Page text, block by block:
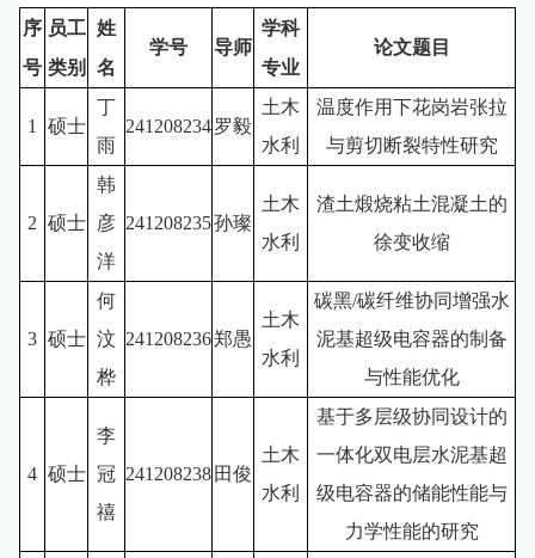
序
号
员工
类别
姓
名
学号 导师
学科
专业
论文题目
1 硕士
丁
雨
241208234罗毅
土木
水利
温度作用下花岗岩张拉
与剪切断裂特性研究
2 硕士
韩
彦
洋
241208235孙璨
土木
水利
渣土煅烧粘土混凝土的
徐变收缩
3 硕士
何
汶
桦
241208236郑愚
土木
水利
碳黑/碳纤维协同增强水
泥基超级电容器的制备
与性能优化
4 硕士
李
冠
禧
241208238 田俊
土木
水利
基于多层级协同设计的
一体化双电层水泥基超
级电容器的储能性能与
力学性能的研究